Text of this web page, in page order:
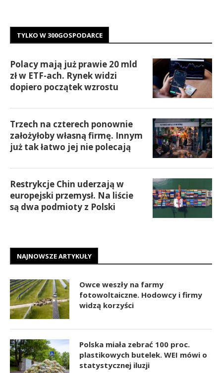
TYLKO W 300GOSPODARCE
Polacy mają już prawie 20 mld
zł w ETF-ach. Rynek widzi
dopiero początek wzrostu
Trzech na czterech ponownie
założyłoby własną firmę. Innym
już tak łatwo jej nie polecają
Restrykcje Chin uderzają w
europejski przemysł. Na liście
są dwa podmioty z Polski
NAJNOWSZE ARTYKUŁY
Owce weszły na farmy
fotowoltaiczne. Hodowcy i firmy
widzą korzyści
Polska miała zebrać 100 proc.
plastikowych butelek. WEI mówi o
statystycznej iluzji